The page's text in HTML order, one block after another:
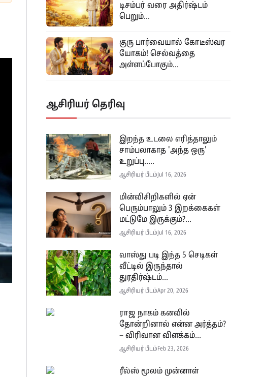
டிசம்பர் வரை அதிர்ஷ்டம்
பெறும்...
குரு பார்வையால் கோடீஸ்வர
யோகம்! செல்வத்தை
அள்ளப்போகும்...
ஆசிரியர் தெரிவு
இறந்த உடலை எரித்தாலும்
சாம்பலாகாத 'அந்த ஒரு'
உறுப்பு.....
ஆசிரியர் பீடம் Jul 16, 2026
மின்விசிறிகளில் ஏன்
பெரும்பாலும் 3 இறக்கைகள்
மட்டுமே இருக்கும்?...
ஆசிரியர் பீடம் Jul 16, 2026
வாஸ்து படி இந்த 5 செடிகள்
வீட்டில் இருந்தால்
துரதிர்ஷ்டம்...
ஆசிரியர் பீடம்Apr 20, 2026
ராஜ நாகம் கனவில்
தோன்றினால் என்ன அர்த்தம்?
– விரிவான விளக்கம்...
ஆசிரியர் பீடம்Feb 23, 2026
ரீல்ஸ் மூலம் முன்னாள்